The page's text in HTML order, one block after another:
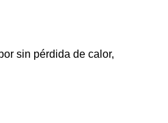
sin pérdida de calor,